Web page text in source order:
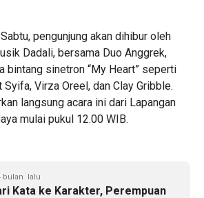
pengunjung akan dihibur oleh
Dadali, bersama Duo Anggrek,
bintang sinetron “My Heart” seperti
Syifa, Virza Oreel, dan Clay Gribble.
langsung acara ini dari Lapangan
mulai pukul 12.00 WIB.
bulan lalu
Kata ke Karakter, Perempuan